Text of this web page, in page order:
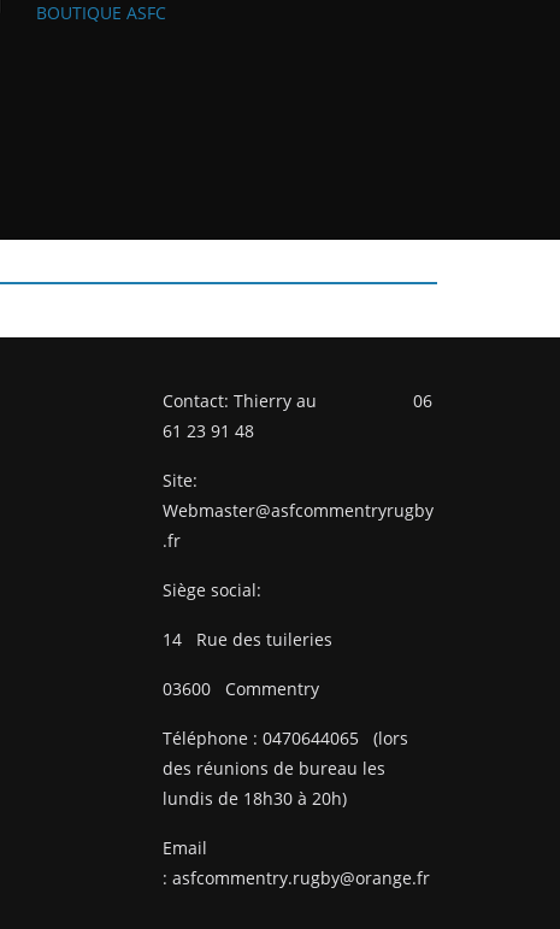
BOUTIQUE ASFC
Contact: Thierry au 06
61 23 91 48
Site:
Webmaster@asfcommentryrugby
.fr
Siège social:
14 Rue des tuileries
03600 Commentry
Téléphone : 0470644065
(lors
des réunions de bureau les
lundis de 18h30 à 20h)
Email
: asfcommentry.rugby@orange.fr